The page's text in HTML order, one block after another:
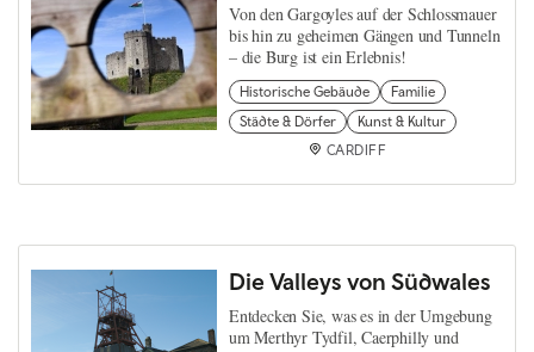
Von den Gargoyles auf der Schlossmauer
bis hin zu geheimen Gängen und Tunneln
– die Burg ist ein Erlebnis!
Historische Gebäude
Familie
Städte & Dörfer
Kunst & Kultur
CARDIFF
Die Valleys von Südwales
Entdecken Sie, was es in der Umgebung
um Merthyr Tydfil, Caerphilly und